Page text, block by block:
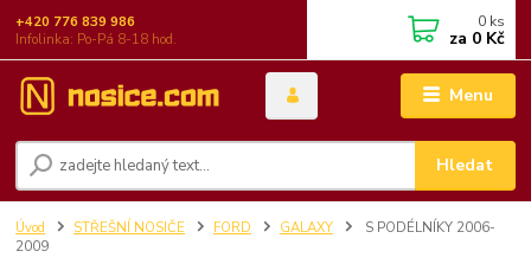
Menu
Hledat
+420 776 839 986
Infolinka: Po-Pá 8-18 hod.
0 ks
za 0 Kč
Úvod STŘEŠNÍ NOSIČE FORD GALAXY
S PODÉLNÍKY 2006-
2009